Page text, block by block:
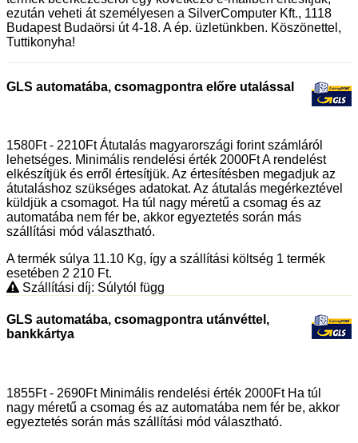
ezután veheti át személyesen a SilverComputer Kft., 1118
Budapest Budaörsi út 4-18. A ép. üzletünkben. Köszönettel,
Tuttikonyha!
GLS automatába, csomagpontra előre utalással
1580Ft - 2210Ft Átutalás magyarországi forint számláról
lehetséges. Minimális rendelési érték 2000Ft A rendelést
elkészítjük és erről értesítjük. Az értesítésben megadjuk az
átutaláshoz szükséges adatokat. Az átutalás megérkeztével
küldjük a csomagot. Ha túl nagy méretű a csomag és az
automatába nem fér be, akkor egyeztetés során más
szállítási mód választható.
A termék súlya 11.10 Kg, így a szállítási költség 1 termék
esetében 2 210 Ft.
Szállítási díj: Súlytól függ
GLS automatába, csomagpontra utánvéttel,
bankkártya
1855Ft - 2690Ft Minimális rendelési érték 2000Ft Ha túl
nagy méretű a csomag és az automatába nem fér be, akkor
egyeztetés során más szállítási mód választható.